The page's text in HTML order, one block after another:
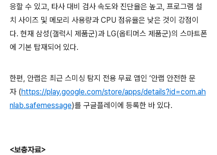
응할 수 있고, 타사 대비 검사 속도와 진단율은 높고, 프로그램 설
치 사이즈 및 메모리 사용량과 CPU 점유율은 낮은 것이 강점이
다. 현재 삼성(갤럭시 제품군)과 LG(옵티머스 제품군)의 스마트폰
에 기본 탑재되어 있다.
한편, 안랩은 최근 스미싱 탐지 전용 무료 앱인 ‘안랩 안전한 문
자 (https://play.google.com/store/apps/details?id=com.ah
nlab.safemessage)를 구글플레이에 등록한 바 있다.
<보충자료>